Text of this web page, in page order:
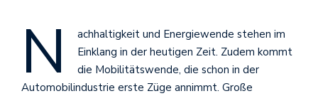
N
achhaltigkeit und Energiewende stehen im
Einklang in der heutigen Zeit. Zudem kommt
die Mobilitätswende, die schon in der
Automobilindustrie erste Züge annimmt. Große